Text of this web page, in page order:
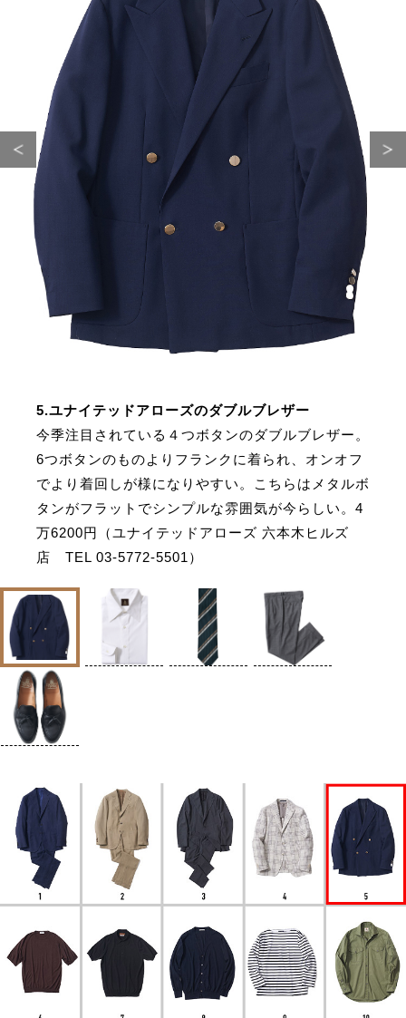
5.ユナイテッドアローズのダブルブレザー
今季注目されている４つボタンのダブルブレザー。
6つボタンのものよりフランクに着られ、オンオフ
でより着回しが様になりやすい。こちらはメタルボ
タンがフラットでシンプルな雰囲気が今らしい。4
万6200円（ユナイテッドアローズ 六本木ヒルズ
店 TEL 03-5772-5501）